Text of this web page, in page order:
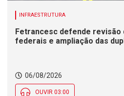
INFRAESTRUTURA
Fetrancesc defende revisão
federais e ampliação das
06/08/2026
OUVIR 03:00